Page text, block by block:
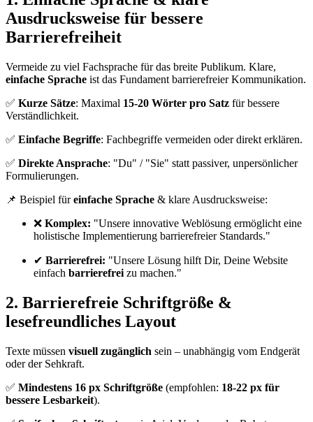
Ausdrucksweise für bessere
Barrierefreiheit
Vermeide zu viel Fachsprache für das breite Publikum. Klare,
einfache Sprache ist das Fundament barrierefreier Kommunikation.
✅ Kurze Sätze: Maximal 15-20 Wörter pro Satz für bessere
Verständlichkeit.
✅ Einfache Begriffe: Fachbegriffe vermeiden oder direkt erklären.
✅ Direkte Ansprache: "Du" / "Sie" statt passiver, unpersönlicher
Formulierungen.
📌 Beispiel füreinfache Sprache & klare Ausdrucksweise:
❌ Komplex: "Unsere innovative Weblösung ermöglicht eine
holistische Implementierung barrierefreier Standards."
✔ Barrierefrei: "Unsere Lösung hilft Dir, Deine Website
einfach barrierefrei zu machen."
2. Barrierefreie Schriftgröße &
lesefreundliches Layout
Texte müssen visuell zugänglich sein – unabhängig vom Endgerät
oder der Sehkraft.
✅ Mindestens 16 px Schriftgröße (empfohlen: 18-22 px für
bessere Lesbarkeit).